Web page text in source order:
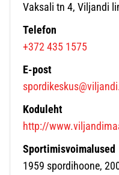
Vaksali tn 4, Viljandi
Telefon
+372 435 1575
E-post
Koduleht
http://
Sportimisvoimalused
1959 spordihoone,